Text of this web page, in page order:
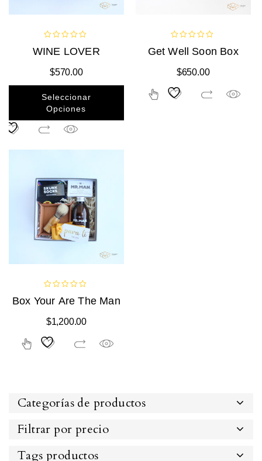
out
WINE LOVER
$570.00
Seleccionar
Opciones
out
Get Well Soon Box
$650.00
out
5
Box Your Are The Man
$1,200.00
Categorías de productos
Filtrar por precio
Tags productos